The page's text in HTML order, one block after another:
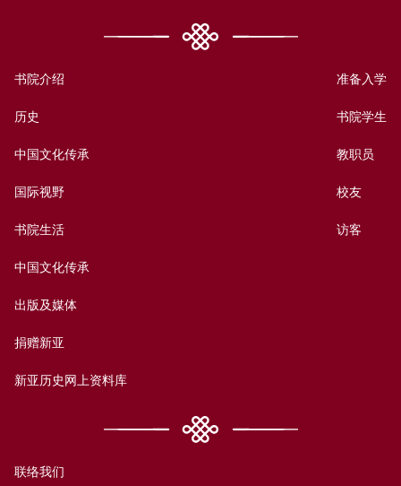
书院介绍
历史
中国文化传承
国际视野
书院生活
中国文化传承
出版及媒体
捐赠新亚
新亚历史网上资料库
准备入学
书院学生
教职员
校友
访客
联络我们